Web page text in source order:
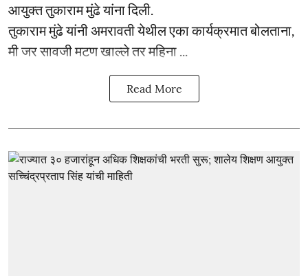
आयुक्त तुकाराम मुंढे यांना दिली.
तुकाराम मुंढे यांनी अमरावती येथील एका कार्यक्रमात बोलताना,
मी जर सावजी मटण खाल्ले तर महिना ...
Read More